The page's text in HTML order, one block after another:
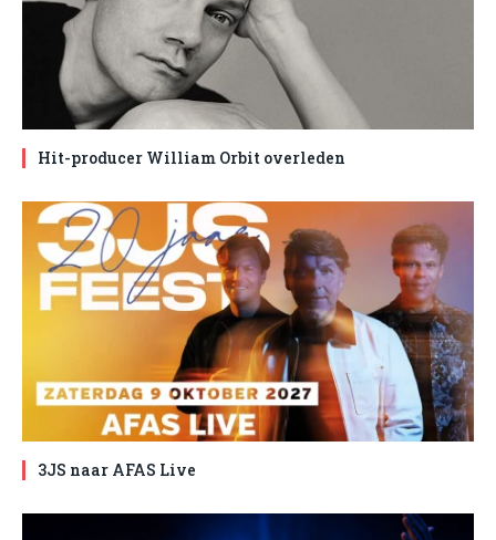
Hit-producer William Orbit overleden
3JS naar AFAS Live